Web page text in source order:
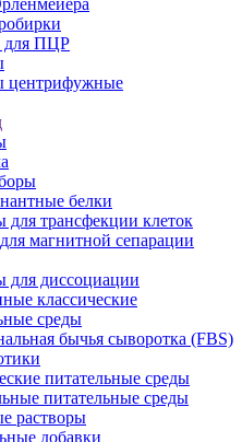
для ПЦР
центрифужные
белки
для трансфекции клеток
магнитной сепарации
для диссоциации
классические
среды
бычья сыворотка (FBS)
питательные среды
питательные среды
растворы
добавки